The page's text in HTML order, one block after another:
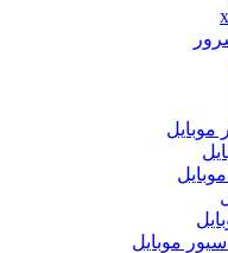
موبایل
موبایل